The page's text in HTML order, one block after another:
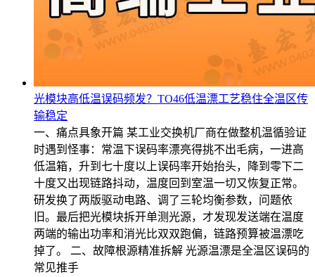
光模块高低温误码频发？TO46低温漂工艺稳住全温区传
输稳定
一、痛点具象开篇 某工业交换机厂商在做整机温循验证
时遇到怪事：常温下误码率漂亮得挑不出毛病，一进高
低温箱，升到七十度以上误码率开始抬头，降到零下二
十度又出现链路抖动，温度回到室温一切又恢复正常。
研发换了两版驱动电路、调了三轮均衡参数，问题依
旧。最后把光模块拆开单测光源，才发现发送端在温度
两端的输出功率和消光比双双跑偏，链路预算被温漂吃
掉了。 二、故障根源精准拆解 光源温漂是全温区误码的
常见推手